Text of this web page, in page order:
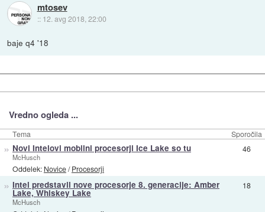
mtosev
:: 12. avg 2018, 22:00
baje q4 '18
Vredno ogleda ...
Tema Sporočila
» Novi Intelovi mobilni procesorji Ice Lake so tu
McHusch
Oddelek: Novice/Procesorji
46
» Intel predstavil nove procesorje 8. generacije: Amber
Lake, Whiskey Lake
McHusch
18